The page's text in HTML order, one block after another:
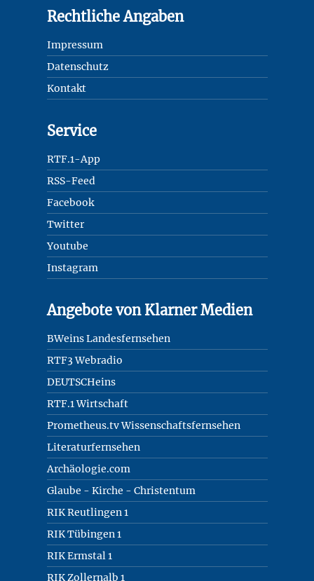
Rechtliche Angaben
Impressum
Datenschutz
Kontakt
Service
RTF.1-App
RSS-Feed
Facebook
Twitter
Youtube
Instagram
Angebote von Klarner Medien
BWeins Landesfernsehen
RTF3 Webradio
DEUTSCHeins
RTF.1 Wirtschaft
Prometheus.tv Wissenschaftsfernsehen
Literaturfernsehen
Archäologie.com
Glaube - Kirche - Christentum
RIK Reutlingen 1
RIK Tübingen 1
RIK Ermstal 1
RIK Zollernalb 1